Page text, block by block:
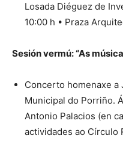
Losada Diéguez de
10:00 h • Praza
Sesión vermú: “As
Concerto homenaxe a
Municipal do Porriño.
Antonio Palacios (en
actividades ao Círculo